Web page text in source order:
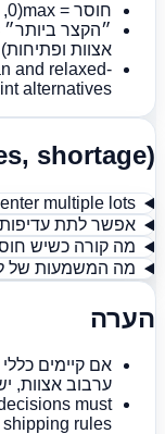
חוסר = max(0, נדרש - (קרטון × unitsPerCase + יחידה))
״הקצר ביותר״
אצוות ופתיחות)
and relaxed-
alternatives
shortage)
multiple lots?
אפשר לתת עדיפות
מה קורה כשיש
מה המשמעות של
הערה
אם קיימים
ערבוב אצוות,
must
rules.